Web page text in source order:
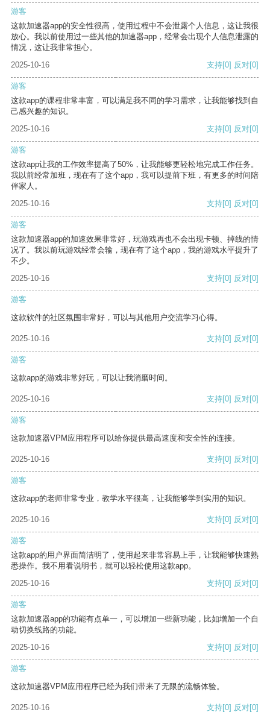
游客
这款加速器app的安全性很高，使用过程中不会泄露个人信息，这让我很
放心。我以前使用过一些其他的加速器app，经常会出现个人信息泄露的
情况，这让我非常担心。
2025-10-16
支持[0] 反对[0]
游客
这款app的课程非常丰富，可以满足我不同的学习需求，让我能够找到自
己感兴趣的知识。
2025-10-16
支持[0] 反对[0]
游客
这款app让我的工作效率提高了50%，让我能够更轻松地完成工作任务。
我以前经常加班，现在有了这个app，我可以提前下班，有更多的时间陪
伴家人。
2025-10-16
支持[0] 反对[0]
游客
这款加速器app的加速效果非常好，玩游戏再也不会出现卡顿、掉线的情
况了。我以前玩游戏经常会输，现在有了这个app，我的游戏水平提升了
不少。
2025-10-16
支持[0] 反对[0]
游客
这款软件的社区氛围非常好，可以与其他用户交流学习心得。
2025-10-16 支持[0] 反对[0]
游客
这款app的游戏非常好玩，可以让我消磨时间。
2025-10-16 支持[0] 反对[0]
游客
这款加速器VPM应用程序可以给你提供最高速度和安全性的连接。
2025-10-16 支持[0] 反对[0]
游客
这款app的老师非常专业，教学水平很高，让我能够学到实用的知识。
2025-10-16 支持[0] 反对[0]
游客
这款app的用户界面简洁明了，使用起来非常容易上手，让我能够快速熟
悉操作。我不用看说明书，就可以轻松使用这款app。
2025-10-16
支持[0] 反对[0]
游客
这款加速器app的功能有点单一，可以增加一些新功能，比如增加一个自
动切换线路的功能。
2025-10-16
支持[0] 反对[0]
游客
这款加速器VPM应用程序已经为我们带来了无限的流畅体验。
2025-10-16 支持[0] 反对[0]